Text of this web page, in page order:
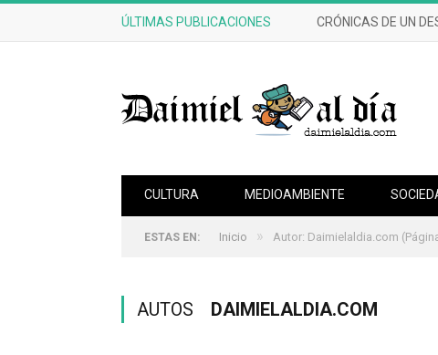
ÚLTIMAS PUBLICACIONES CRÓNICAS DE UN
CULTURA MEDIOAMBIENTE
ESTAS EN: Inicio » Autor: Daimielaldia.com
AUTOS DAIMIELALDIA.COM